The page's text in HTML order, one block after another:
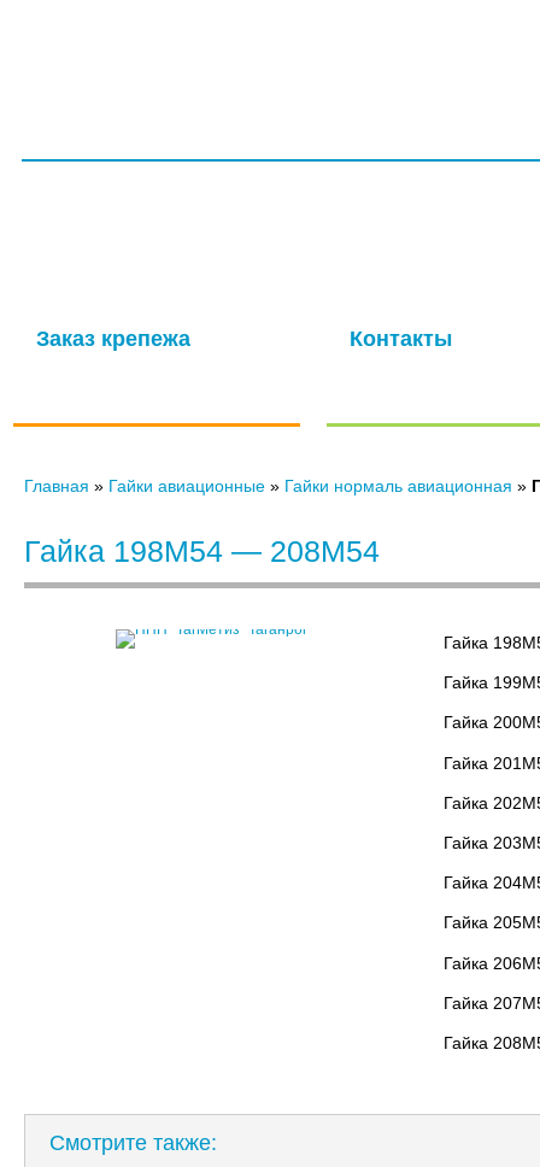
Заказ крепежа Контакты
Главная » Гайки авиационные » Гайки нормаль авиационная »
Гайка 198М54 — 208М54
Гайка
Гайка
Гайка
Гайка
Гайка
Гайка
Гайка
Гайка
Гайка
Гайка
Гайка
Смотрите также: